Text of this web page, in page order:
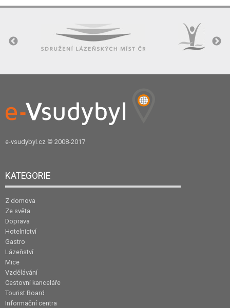
e-vsudybyl.cz © 2008-2017
KATEGORIE
Z domova
Ze světa
Doprava
Hotelnictví
Gastro
Lázeňství
Mice
Vzdělávání
Cestovní kanceláře
Tourist Board
Informační centra